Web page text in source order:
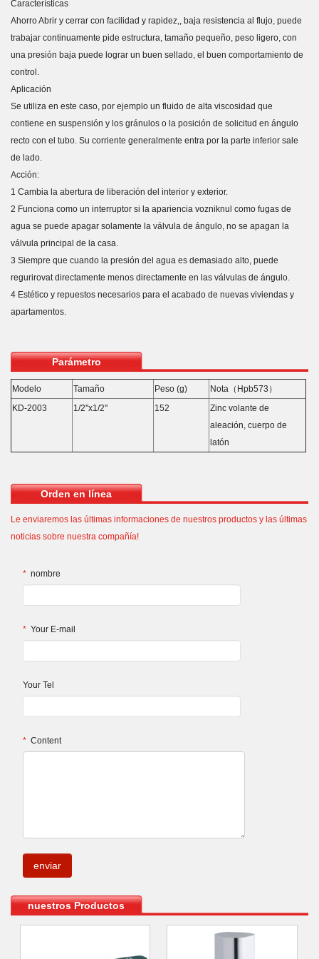
Características
Ahorro Abrir y cerrar con facilidad y rapidez,, baja resistencia al flujo, puede
trabajar continuamente pide estructura, tamaño pequeño, peso ligero, con
una presión baja puede lograr un buen sellado, el buen comportamiento de
control.
Aplicación
Se utiliza en este caso, por ejemplo un fluido de alta viscosidad que
contiene en suspensión y los gránulos o la posición de solicitud en ángulo
recto con el tubo. Su corriente generalmente entra por la parte inferior sale
de lado.
Acción:
1 Cambia la abertura de liberación del interior y exterior.
2 Funciona como un interruptor si la apariencia vozniknul como fugas de
agua se puede apagar solamente la válvula de ángulo, no se apagan la
válvula principal de la casa.
3 Siempre que cuando la presión del agua es demasiado alto, puede
regurirovat directamente menos directamente en las válvulas de ángulo.
4 Estético y repuestos necesarios para el acabado de nuevas viviendas y
apartamentos.
Parámetro
Modelo Tamaño Peso (g)
Nota（Hpb573）
KD-2003
1/2''x1/2'' 152
Zinc volante de
aleación, cuerpo de
latón
Orden en línea
Le enviaremos las últimas informaciones de nuestros productos y las últimas
noticias sobre nuestra compañía!
* nombre
* Your E-mail
Your Tel
* Content
nuestros Productos